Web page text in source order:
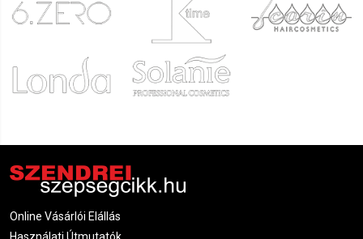
Online Vásárlói Elállás
Használati Útmutatók